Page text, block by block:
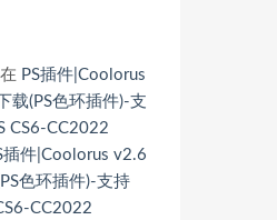
PS插件|Coolorus
载(PS色环插件)-支
CS6-CC2022
插件|Coolorus v2.6
色环插件)-支持
CC2022